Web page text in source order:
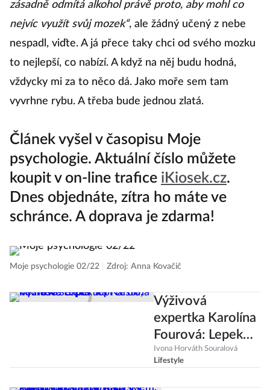
zásadně odmítá alkohol právě proto, aby mohl co
nejvíc využít svůj mozek“, ale žádný učený z nebe
nespadl, viďte. A já přece taky chci od svého mozku
to nejlepší, co nabízí. A když na něj budu hodná,
vždycky mi za to něco dá. Jako moře sem tam
vyvrhne rybu. A třeba bude jednou zlatá.
Článek vyšel v časopisu Moje
psychologie. Aktuální číslo můžete
koupit v on-line trafice iKiosek.cz.
Dnes objednáte, zítra ho máte ve
schránce. A doprava je zdarma!
Moje psychologie 02/22 Zdroj: Anna Kovačič
Výživová
expertka Karolína
Fourová: Lepek
lepí těsto, ne naše
střeva
Ivona Horváth Souralová
Lifestyle